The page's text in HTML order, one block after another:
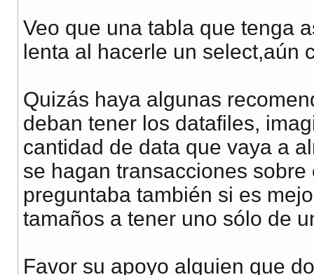
Veo que una tabla que tenga
lenta al hacerle un select,aún
Quizás haya algunas
deban tener los datafiles,
cantidad de data que vaya a
se hagan transacciones
preguntaba también si es
tamaños a tener uno sólo de
Favor su apoyo alguien que